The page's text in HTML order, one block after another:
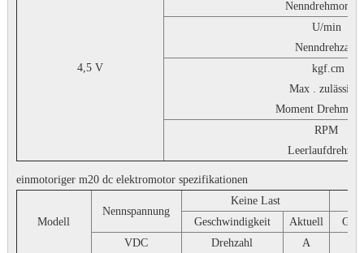
4,5 V
U/min
Nenndrehzahl
kgf.cm
Max . zulässiges
Moment
RPM
einmotoriger m20 dc elektromotor spezifikationen
Modell
Nennspannung
Keine Last
Geschwindigkeit
Aktuell
VDC
Drehzahl A